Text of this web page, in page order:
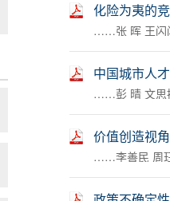
化险为夷的
……张 晖 王闪
中国城市人
……彭 晴 文思
价值创造视
……李善民 周